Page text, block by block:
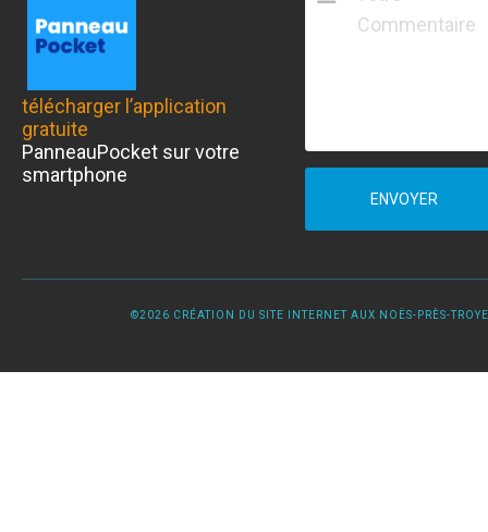
télécharger l’application
gratuite
PanneauPocket sur votre
smartphone
ENVOYER
©2026 CRÉATION DU SITE INTERNET AUX NOËS-PRÈS-